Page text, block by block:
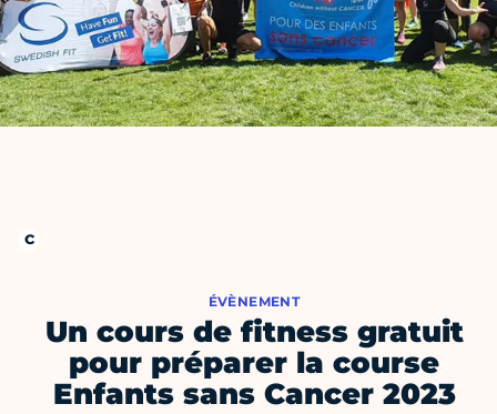
ÉVÈNEMENT
Un cours de fitness gratuit
pour préparer la course
Enfants sans Cancer 2023